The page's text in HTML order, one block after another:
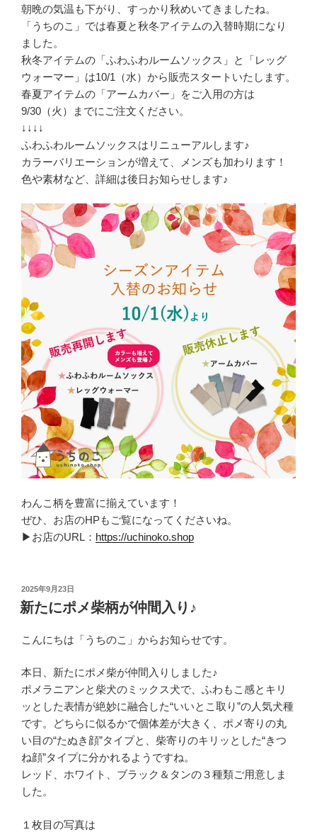
朝晩の気温も下がり、すっかり秋めいてきましたね。
「うちのこ」では春夏と秋冬アイテムの入替時期になり
ました。
秋冬アイテムの「ふわふわルームソックス」と「レッグ
ウォーマー」は10/1（水）から販売スタートいたします。
春夏アイテムの「アームカバー」をご入用の方は
9/30（火）までにご注文ください。
↓↓↓↓
ふわふわルームソックスはリニューアルします♪
カラーバリエーションが増えて、メンズも加わります！
色や素材など、詳細は後日お知らせします♪
わんこ柄を豊富に揃えています！
ぜひ、お店のHPもご覧になってくださいね。
▶お店のURL： https://uchinoko.shop
投
稿
日:
2025年9月23日
新たにポメ柴柄が仲間入り♪
こんにちは「うちのこ」からお知らせです。
本日、新たにポメ柴が仲間入りしました♪
ポメラニアンと柴犬のミックス犬で、ふわもこ感とキリ
ッとした表情が絶妙に融合した“いいとこ取り”の人気犬種
です。どちらに似るかで個体差が大きく、ポメ寄りの丸
い目の“たぬき顔”タイプと、柴寄りのキリッとした“きつ
ね顔”タイプに分かれるようですね。
レッド、ホワイト、ブラック＆タンの３種類ご用意しま
した。
１枚目の写真は